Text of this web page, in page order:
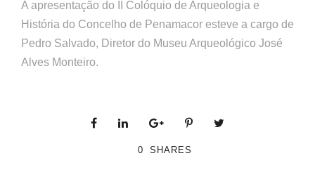
A apresentação do II Colóquio de Arqueologia e
História do Concelho de Penamacor esteve a cargo de
Pedro Salvado, Diretor do Museu Arqueológico José
Alves Monteiro.
0 SHARES